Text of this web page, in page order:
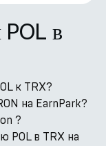
POL в
к TRX?
на EarnPark?
?
POL в TRX на